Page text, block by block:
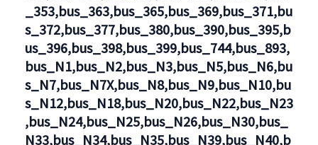
_353,bus_363,bus_365,bus_369,bus_371,bu
s_372,bus_377,bus_380,bus_390,bus_395,b
us_396,bus_398,bus_399,bus_744,bus_893,
bus_N1,bus_N2,bus_N3,bus_N5,bus_N6,bu
s_N7,bus_N7X,bus_N8,bus_N9,bus_N10,bu
s_N12,bus_N18,bus_N20,bus_N22,bus_N23
,bus_N24,bus_N25,bus_N26,bus_N30,bus_
N33,bus_N34,bus_N35,bus_N39,bus_N40,b